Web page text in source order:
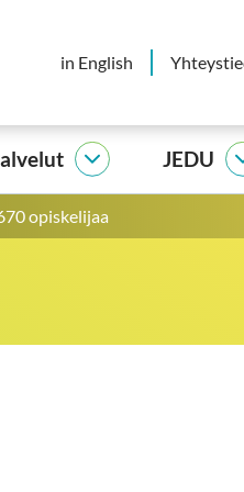
in English
Palvelut
alasivut
JEDU
opiskelijaa